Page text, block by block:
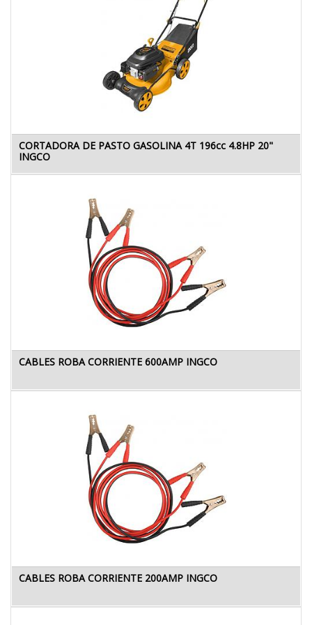
CORTADORA DE PASTO GASOLINA 4T 196cc 4.8HP 20"
INGCO
CABLES ROBA CORRIENTE 600AMP INGCO
CABLES ROBA CORRIENTE 200AMP INGCO